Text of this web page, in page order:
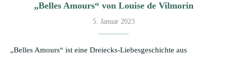
„Belles Amours“ von Louise de Vilmorin
5. Januar 2023
„Belles Amours“ ist eine Dreiecks-Liebesgeschichte aus